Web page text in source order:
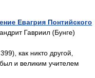
Евагрия Понтийского
Гавриил (Бунге)
как никто другой,
и великим учителем